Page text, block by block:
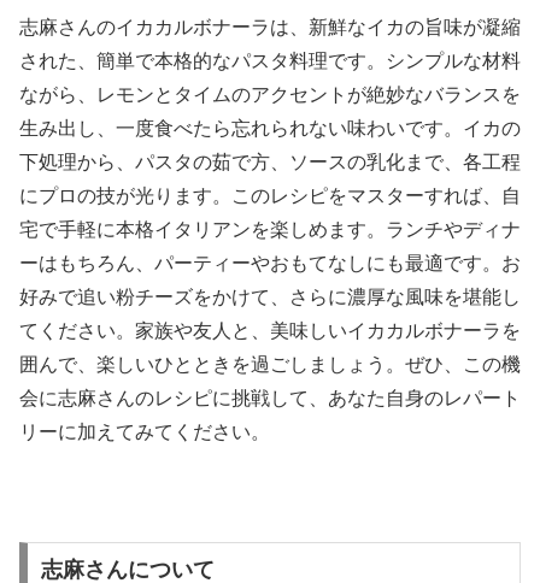
志麻さんのイカカルボナーラは、新鮮なイカの旨味が凝縮
された、簡単で本格的なパスタ料理です。シンプルな材料
ながら、レモンとタイムのアクセントが絶妙なバランスを
生み出し、一度食べたら忘れられない味わいです。イカの
下処理から、パスタの茹で方、ソースの乳化まで、各工程
にプロの技が光ります。このレシピをマスターすれば、自
宅で手軽に本格イタリアンを楽しめます。ランチやディナ
ーはもちろん、パーティーやおもてなしにも最適です。お
好みで追い粉チーズをかけて、さらに濃厚な風味を堪能し
てください。家族や友人と、美味しいイカカルボナーラを
囲んで、楽しいひとときを過ごしましょう。ぜひ、この機
会に志麻さんのレシピに挑戦して、あなた自身のレパート
リーに加えてみてください。
志麻さんについて